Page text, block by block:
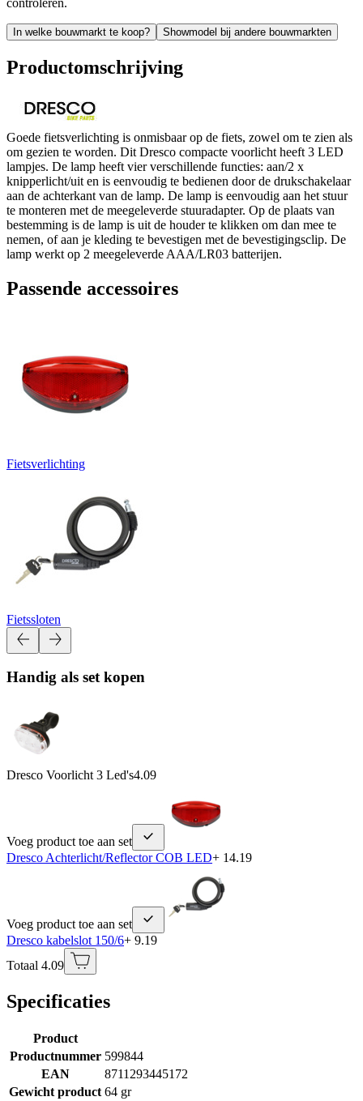
In welke bouwmarkt te koop? Showmodel bij andere bouwmarkten
Productomschrijving
Goede fietsverlichting is onmisbaar op de fiets, zowel om te zien als
om gezien te worden. Dit Dresco compacte voorlicht heeft 3 LED
lampjes. De lamp heeft vier verschillende functies: aan/2 x
knipperlicht/uit en is eenvoudig te bedienen door de drukschakelaar
aan de achterkant van de lamp. De lamp is eenvoudig aan het stuur
te monteren met de meegeleverde stuuradapter. Op de plaats van
bestemming is de lamp is uit de houder te klikken om dan mee te
nemen, of aan je kleding te bevestigen met de bevestigingsclip. De
lamp werkt op 2 meegeleverde AAA/LR03 batterijen.
Passende accessoires
Fietsverlichting
Fietssloten
Handig als set kopen
Dresco Voorlicht 3 Led's4.09
Voeg product toe aan set
Dresco Achterlicht/Reflector COB LED+ 14.19
Voeg product toe aan set
Dresco kabelslot 150/6+ 9.19
Totaal 4.09
Specificaties
Product
Productnummer 599844
EAN
8711293445172
Gewicht product 64 gr